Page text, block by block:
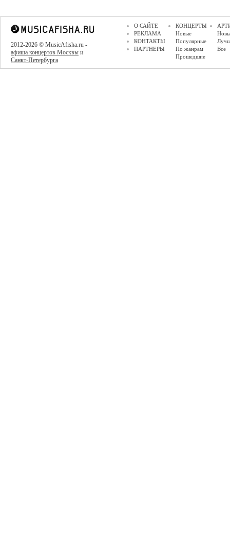
2012-2026 © MusicAfisha.ru -
афиша концертов Москвы и
Санкт-Петербурга
О САЙТЕ
РЕКЛАМА
КОНТАКТЫ
ПАРТНЕРЫ
КОНЦЕРТЫ
Новые
Популярные
По жанрам
Прошедшие
Все